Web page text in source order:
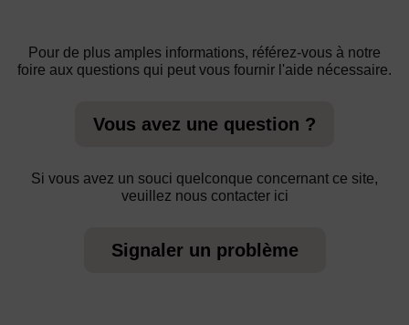
Pour de plus amples informations, référez-vous à notre
foire aux questions qui peut vous fournir l'aide nécessaire.
Vous avez une question ?
Si vous avez un souci quelconque concernant ce site,
veuillez nous contacter ici
Signaler un problème